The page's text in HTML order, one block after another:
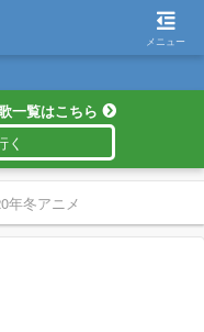
一覧はこちら
年冬アニメ
メニュー